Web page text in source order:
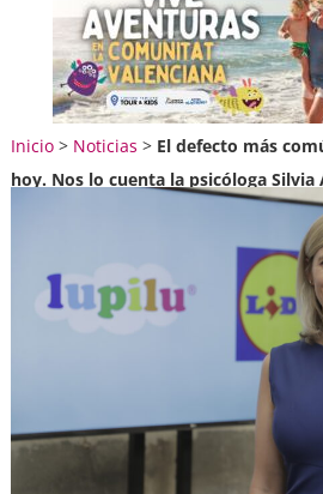
Inicio> Noticias > El defecto más
hoy. Nos lo cuenta la psicóloga Silvia